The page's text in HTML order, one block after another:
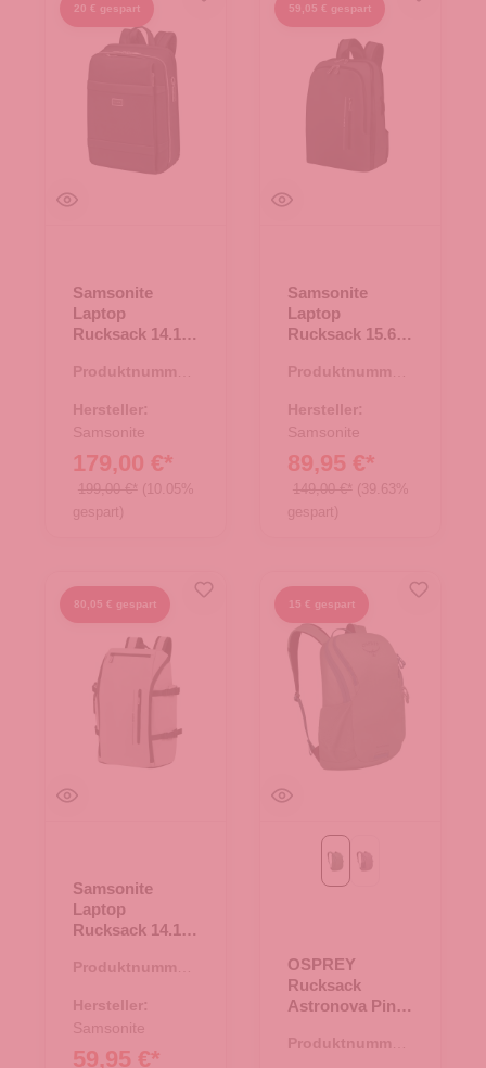
20 € gespart
Samsonite
Laptop
Rucksack 14.1"
Produktnummer:
Hersteller:
Samsonite
179,00 €*
199,00 €* (10.05%
gespart)
59,05 € gespart
Samsonite
Laptop
Rucksack 15.6
Produktnummer:
Hersteller:
Samsonite
89,95 €*
149,00 €* (39.63%
gespart)
80,05 € gespart
Samsonite
Laptop
Rucksack 14.1
Rose
Produktnummer:
Hersteller:
Samsonite
59,95 €*
15 € gespart
Pine Leaf Green
soundwave grey
OSPREY
Rucksack
Astronova Pine
Produktnummer: